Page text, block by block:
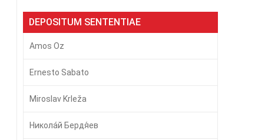
DEPOSITUM SENTENTIAE
Amos Oz
Ernesto Sabato
Miroslav Krleža
Никола́й Бердя́ев